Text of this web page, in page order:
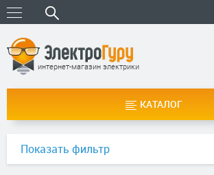
интернет-магазин электрики
КАТАЛОГ
Показать фильтр